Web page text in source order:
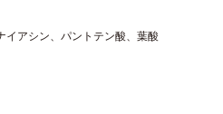
イアシン、パントテン酸、葉酸